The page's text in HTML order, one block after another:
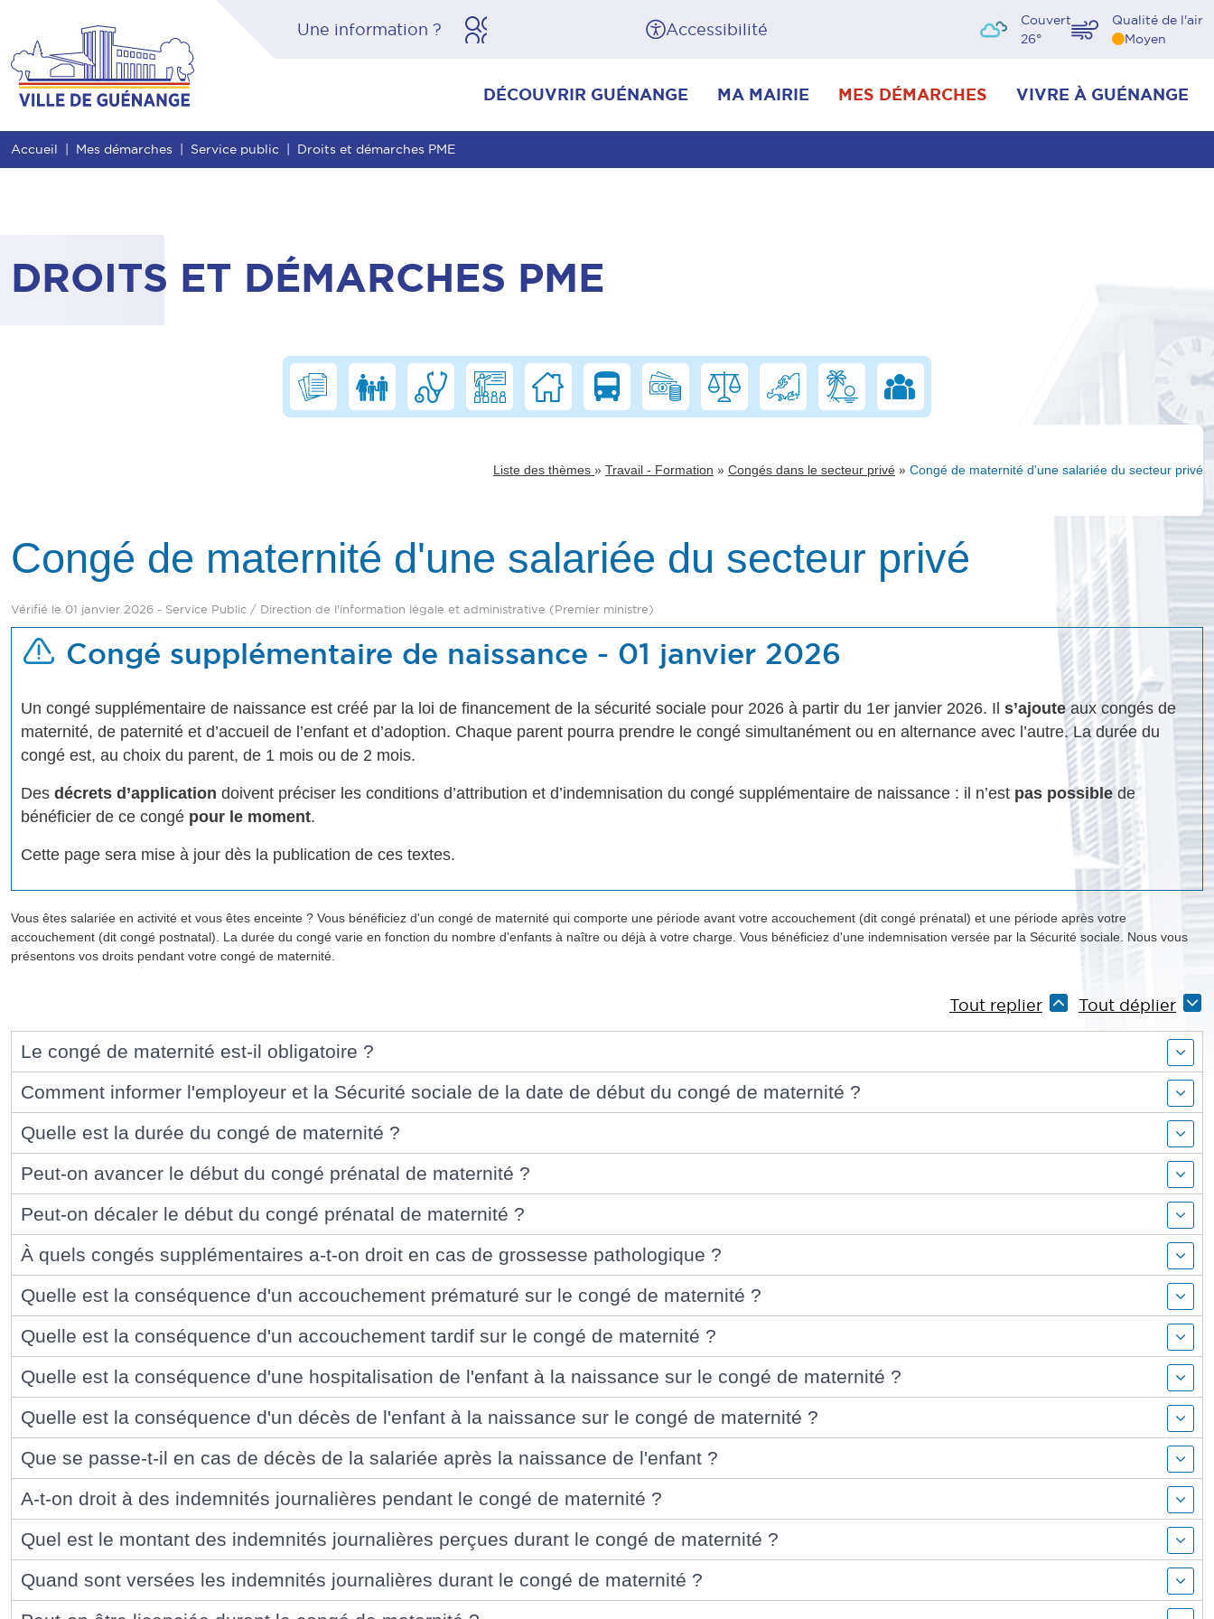
Entête de page Menu principal Recherche Pied de page Accessibilité
Couvert
26°
Qualité de l'air
Moyen
DÉCOUVRIR GUÉNANGE MA MAIRIE MES DÉMARCHES VIVRE À GUÉNANGE
Accueil Mes démarches Service public Droits et démarches PME
DROITS ET DÉMARCHES PME
Liste des thèmes » Travail - Formation » Congés dans le secteur privé » Congé de maternité d'une salariée du secteur privé
Congé de maternité d'une salariée du secteur privé
Vérifié le 01 janvier 2026 - Service Public / Direction de l'information légale et administrative (Premier ministre)
Congé supplémentaire de naissance - 01 janvier 2026
Un congé supplémentaire de naissance est créé par la loi de financement de la sécurité sociale pour 2026 à partir du 1er janvier 2026. Il s’ajouteaux congés de
maternité, de paternité et d’accueil de l’enfant et d’adoption. Chaque parent pourra prendre le congé simultanément ou en alternance avec l’autre. La durée du
congé est, au choix du parent, de 1 mois ou de 2 mois.
Des décrets d’application doivent préciser les conditions d’attribution et d’indemnisation du congé supplémentaire de naissance : il n’est pas possible de
bénéficier de ce congé pour le moment.
Cette page sera mise à jour dès la publication de ces textes.
Vous êtes salariée en activité et vous êtes enceinte ? Vous bénéficiez d'un congé de maternité qui comporte une période avant votre accouchement (dit congé prénatal) et une période après votre
accouchement (dit congé postnatal). La durée du congé varie en fonction du nombre d'enfants à naître ou déjà à votre charge. Vous bénéficiez d'une indemnisation versée par la Sécurité sociale. Nous vous
présentons vos droits pendant votre congé de maternité.
Tout replier Tout déplier
Le congé de maternité est-il obligatoire ?
Comment informer l'employeur et la Sécurité sociale de la date de début du congé de maternité ?
Quelle est la durée du congé de maternité ?
Peut-on avancer le début du congé prénatal de maternité ?
Peut-on décaler le début du congé prénatal de maternité ?
À quels congés supplémentaires a-t-on droit en cas de grossesse pathologique ?
Quelle est la conséquence d'un accouchement prématuré sur le congé de maternité ?
Quelle est la conséquence d'un accouchement tardif sur le congé de maternité ?
Quelle est la conséquence d'une hospitalisation de l'enfant à la naissance sur le congé de maternité ?
Quelle est la conséquence d'un décès de l'enfant à la naissance sur le congé de maternité ?
Que se passe-t-il en cas de décès de la salariée après la naissance de l'enfant ?
A-t-on droit à des indemnités journalières pendant le congé de maternité ?
Quel est le montant des indemnités journalières perçues durant le congé de maternité ?
Quand sont versées les indemnités journalières durant le congé de maternité ?